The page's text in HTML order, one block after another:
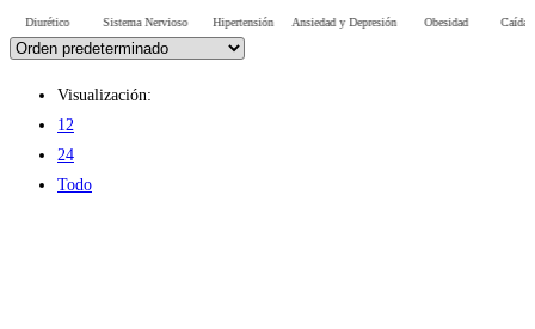
Diurético Sistema Nervioso Hipertensión Ansiedad y Depresión Obesidad Caída
Visualización:
12
24
Todo